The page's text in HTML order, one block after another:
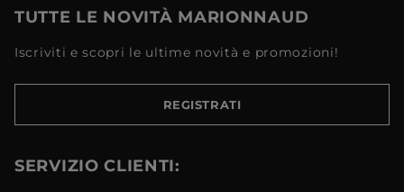
TUTTE LE NOVITÀ MARIONNAUD
Iscriviti e scopri le ultime novità e promozioni!
REGISTRATI
SERVIZIO CLIENTI: